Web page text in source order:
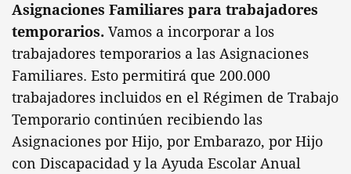
Asignaciones Familiares para trabajadores
temporarios. Vamos a incorporar a los
trabajadores temporarios a las Asignaciones
Familiares. Esto permitirá que 200.000
trabajadores incluidos en el Régimen de Trabajo
Temporario continúen recibiendo las
Asignaciones por Hijo, por Embarazo, por Hijo
con Discapacidad y la Ayuda Escolar Anual